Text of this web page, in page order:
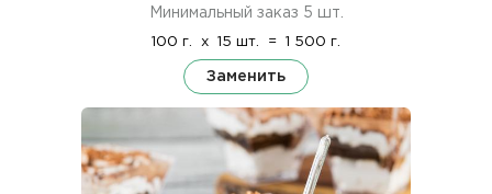
Минимальный заказ 5 шт.
100 г. x 15 шт. = 1 500 г.
Заменить